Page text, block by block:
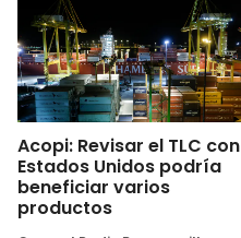
Acopi: Revisar el TLC con
Estados Unidos podría
beneficiar varios
productos